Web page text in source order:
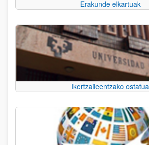
Erakunde elkartuak
Ikertzaileentzako ostatua